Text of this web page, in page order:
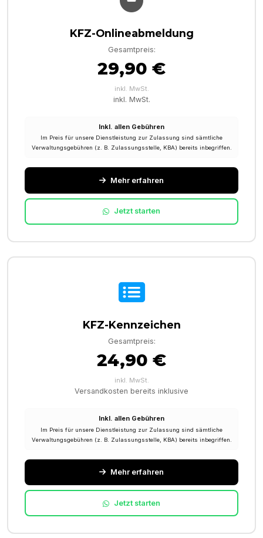
KFZ-Onlineabmeldung
Gesamtpreis:
29,90 €
inkl. MwSt.
inkl. MwSt.
Inkl. allen Gebühren
Im Preis für unsere Dienstleistung zur Zulassung sind sämtliche
Verwaltungsgebühren (z. B. Zulassungsstelle, KBA) bereits inbegriffen.
Mehr erfahren
Jetzt starten
KFZ-Kennzeichen
Gesamtpreis:
24,90 €
inkl. MwSt.
Versandkosten bereits inklusive
Inkl. allen Gebühren
Im Preis für unsere Dienstleistung zur Zulassung sind sämtliche
Verwaltungsgebühren (z. B. Zulassungsstelle, KBA) bereits inbegriffen.
Mehr erfahren
Jetzt starten